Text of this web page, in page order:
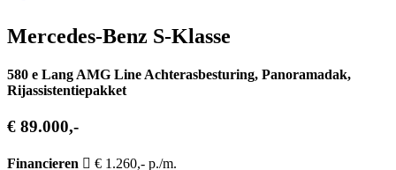
Mercedes-Benz S-Klasse
580 e Lang AMG Line Achterasbesturing, Panoramadak,
Rijassistentiepakket
€ 89.000,-
Financieren
€ 1.260,- p./m.